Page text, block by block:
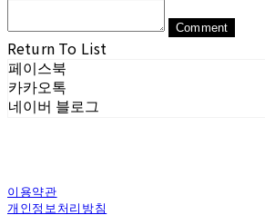
Comment
Return To List
페이스북
카카오톡
네이버 블로그
이용약관
개인정보처리방침